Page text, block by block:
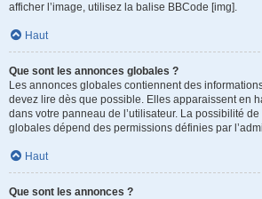
afficher l’image, utilisez la balise BBCode [img].
Haut
Que sont les annonces globales ?
Les annonces globales contiennent des
devez lire dès que possible. Elles apparaissent en
dans votre panneau de l’utilisateur. La possibilité
globales dépend des permissions définies par
Haut
Que sont les annonces ?